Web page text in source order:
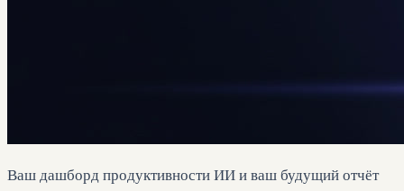
Ваш дашборд продуктивности ИИ и ваш будущий отчёт